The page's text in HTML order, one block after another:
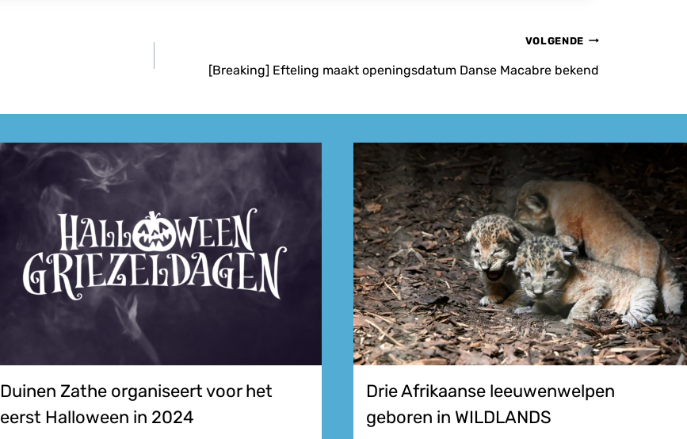
VOLGENDE
[Breaking] Efteling maakt openingsdatum Danse Macabre bekend
Duinen Zathe organiseert voor het
eerst Halloween in 2024
Drie Afrikaanse leeuwenwelpen
geboren in WILDLANDS